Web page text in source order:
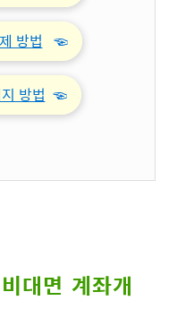
방법 ☜
방법 ☜
대면 계좌개